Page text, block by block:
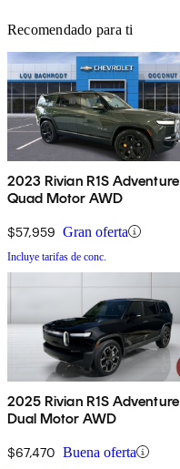
Recomendado para ti
2023 Rivian R1S Adventure
Quad Motor AWD
$57,959 Gran oferta
Incluye tarifas de conc.
2025 Rivian R1S Adventure
Dual Motor AWD
$67,470 Buena oferta